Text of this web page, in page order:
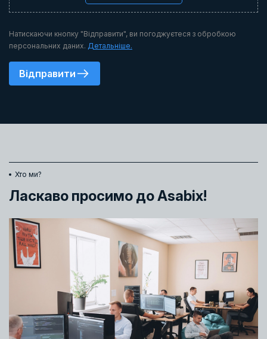
Натискаючи кнопку "Відправити", ви погоджуєтеся з обробкою
персональних даних. Детальніше.
Відправити
Хто ми?
Ласкаво просимо до Asabix!